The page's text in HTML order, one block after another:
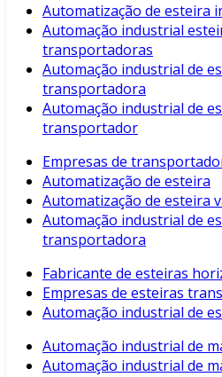
Automatização de esteira
Automação industrial
transportadoras
Automação industrial de
transportadora
Automação industrial de
transportador
Empresas de
Automatização de esteira
Automatização de esteira
Automação industrial de
transportadora
Fabricante de esteiras
Empresas de esteiras
Automação industrial de
Automação industrial de
Automação industrial de